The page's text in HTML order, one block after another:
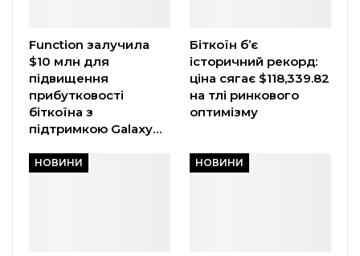
Function залучила
$10 млн для
підвищення
прибутковості
біткоїна з
підтримкою Galaxy…
Біткоїн б’є
історичний рекорд:
ціна сягає $118,339.82
на тлі ринкового
оптимізму
НОВИНИ НОВИНИ